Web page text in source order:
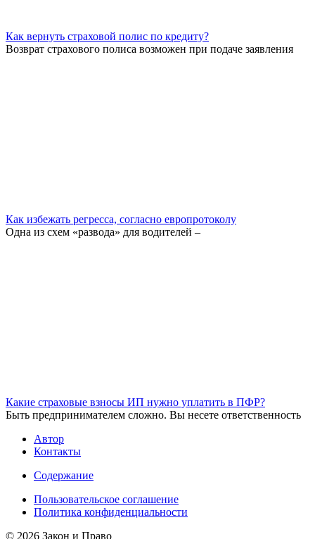
Как вернуть страховой полис по кредиту?
Возврат страхового полиса возможен при подаче заявления
Как избежать регресса, согласно европротоколу
Одна из схем «развода» для водителей –
Какие страховые взносы ИП нужно уплатить в ПФР?
Быть предпринимателем сложно. Вы несете ответственность
Автор
Контакты
Содержание
Пользовательское соглашение
Политика конфиденциальности
© 2026 Закон и Право